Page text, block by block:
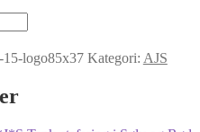
15-logo85x37 Kategori: AJS